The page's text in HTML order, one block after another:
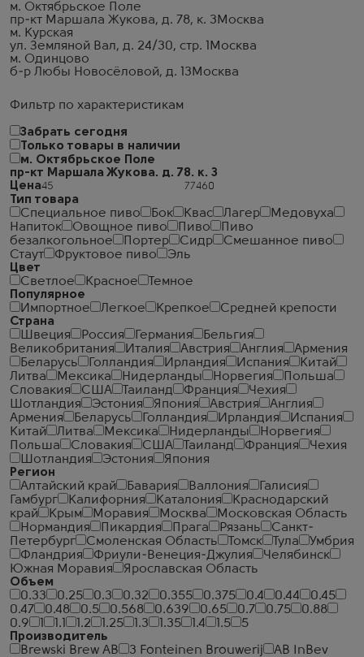
Фильтр по характеристикам
Забрать сегодня
Только товары в наличии
м. Октябрьское Поле
пр-кт Маршала Жукова. д. 78. к. 3
Цена
Тип товара
Специальное пиво
Бок Квас Лагер
Медовуха
Напиток
Овощное пиво Пиво
Пиво
безалкогольное
Портер Сидр
Смешанное пиво
Стаут
Фруктовое пиво
Эль
Цвет
Светлое
Красное
Темное
Популярное
Импортное
Легкое Крепкое
Средней крепости
Страна
Швеция
Россия Германия
Бельгия
Великобритания
Италия Австрия Англия
Армения
Беларусь
Голландия Ирландия Испания
Китай
Литва
Мексика Нидерланды Норвегия
Польша
Словакия
США Таиланд Франция
Чехия
Шотландия
Эстония Япония Австрия
Англия
Армения
Беларусь Голландия Ирландия
Испания
Китай
Литва Мексика Нидерланды
Норвегия
Польша
Словакия США Таиланд Франция
Чехия
Шотландия
Эстония
Япония
Регион
Алтайский край
Бавария Валлония
Галисия
Гамбург
Калифорния Каталония
Краснодарский
край
Крым Моравия Москва
Московская Область
Нормандия
Пикардия Прага Рязань
Санкт-
Петербург
Смоленская Область Томск Тула
Умбрия
Фландрия
Фриули-Венеция-Джулия
Челябинск
Южная Моравия
Ярославская Область
Объем
0.33
0.25 0.3 0.32 0.355 0.375 0.4 0.44
0.45
0.47
0.48 0.5 0.568 0.639 0.65 0.7 0.75
0.88
0.9
1.1 1.2 1.25 1.3 1.35 1.4 1.5
5
Производитель
Brewski Brew AB
3 Fonteinen Brouwerij AB InBev
м. Октябрьское Поле
пр-кт Маршала Жукова, д. 78, к. 3 Москва
м. Курская
ул. Земляной Вал, д. 24/30, стр. 1
Москва
м. Одинцово
б-р Любы Новосёловой, д. 13 Москва